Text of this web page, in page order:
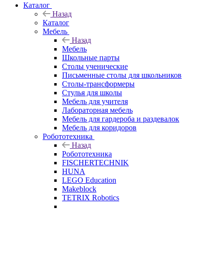
Каталог
Назад
Каталог
Мебель
Назад
Мебель
Школьные парты
Столы ученические
Письменные столы для школьников
Столы-трансформеры
Стулья для школы
Мебель для учителя
Лабораторная мебель
Мебель для гардероба и раздевалок
Мебель для коридоров
Робототехника
Назад
Робототехника
FISCHERTECHNIK
HUNA
LEGO Education
Makeblock
TETRIX Robotics